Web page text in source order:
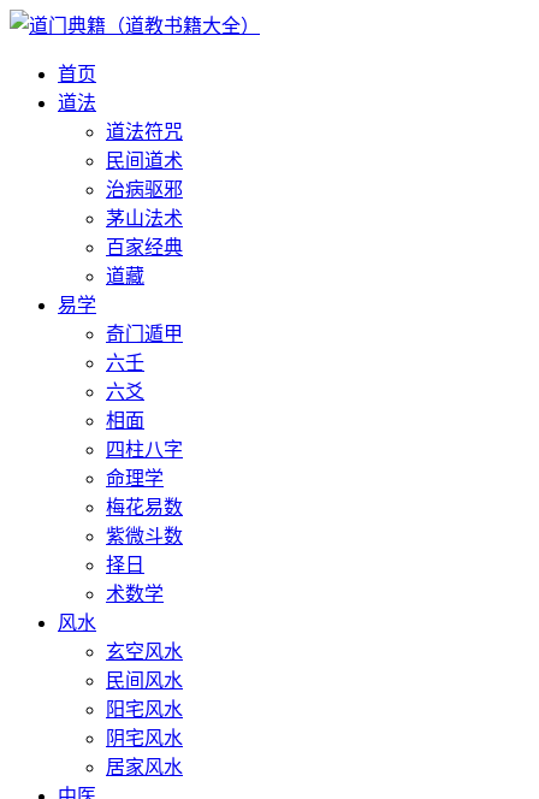
首页
道法
道法符咒
民间道术
治病驱邪
茅山法术
百家经典
道藏
易学
奇门遁甲
六壬
六爻
相面
四柱八字
命理学
梅花易数
紫微斗数
择日
术数学
风水
玄空风水
民间风水
阳宅风水
阴宅风水
居家风水